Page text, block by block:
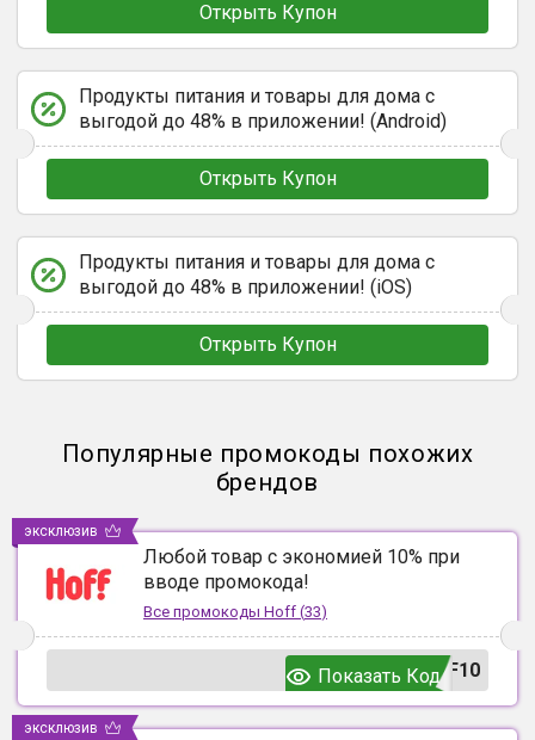
Открыть Купон
Продукты питания и товары для дома с
выгодой до 48% в приложении! (Android)
Открыть Купон
Продукты питания и товары для дома с
выгодой до 48% в приложении! (iOS)
Открыть Купон
Популярные промокоды похожих
брендов
Любой товар с экономией 10% при
вводе промокода!
Все промокоды Hoff (33)
F10
Показать Код
эксклюзив
эксклюзив